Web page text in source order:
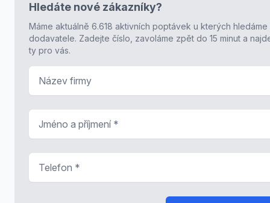
Hledáte nové zákazníky?
Máme aktuálně 6.618 aktivních poptávek u kterých hledáme
dodavatele. Zadejte číslo, zavoláme zpět do 15 minut a
ty pro vás.